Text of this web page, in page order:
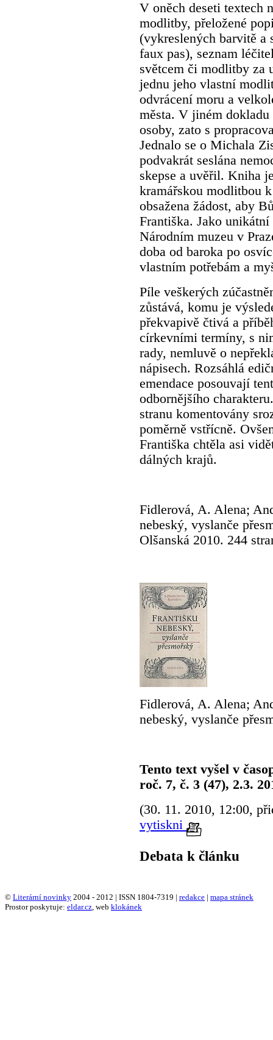
V oněch deseti textech
modlitby, přeložené
(vykreslených barvitě a
faux pas), seznam
světcem či modlitby za
jednu jeho vlastní
odvrácení moru a
města. V jiném dokladu
osoby, zato s
Jednalo se o Michala
podvakrát seslána
skepse a uvěřil. Kniha
kramářskou modlitbou
obsažena žádost, aby
Františka. Jako
Národním muzeu v
doba od baroka po
vlastním potřebám a
Píle veškerých
zůstává, komu je
překvapivě čtivá a
církevními termíny, s
rady, nemluvě o
nápisech. Rozsáhlá
emendace posouvají
odbornějšího
stranu komentovány
poměrně vstřícně.
Františka chtěla asi
dálných krajů.
Fidlerová, A. Alena;
nebeský, vyslanče
Olšanská 2010. 244
Fidlerová, A. Alena;
nebeský, vyslanče
Tento text vyšel v
roč. 7, č. 3 (47), 2.3.
(30. 11. 2010, 12:00,
vytiskni
Debata k článku
© Literární novinky 2004 - 2012 | ISSN 1804-7319 | redakce | mapa stránek
Prostor poskytuje: eldar.cz , web klokánek